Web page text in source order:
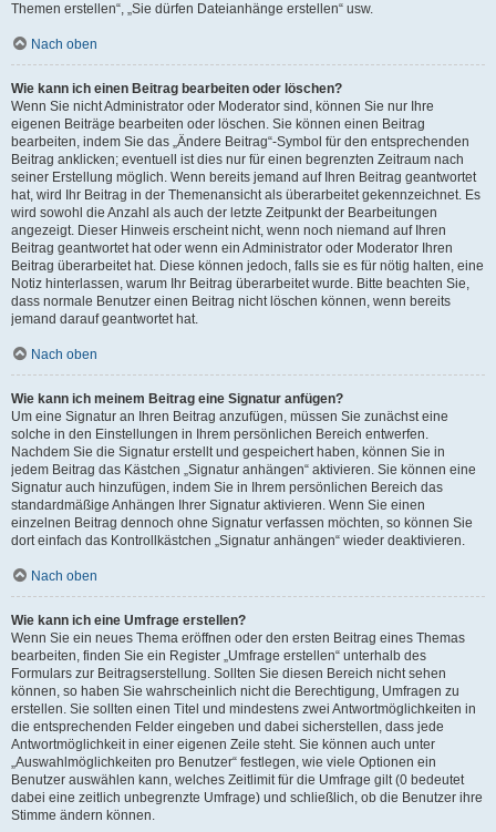
Themen erstellen“, „Sie dürfen Dateianhänge erstellen“ usw.
Nach oben
Wie kann ich einen Beitrag bearbeiten oder löschen?
Wenn Sie nicht Administrator oder Moderator sind, können Sie nur Ihre
eigenen Beiträge bearbeiten oder löschen. Sie können einen Beitrag
bearbeiten, indem Sie das „Ändere Beitrag“-Symbol für den entsprechenden
Beitrag anklicken; eventuell ist dies nur für einen begrenzten Zeitraum nach
seiner Erstellung möglich. Wenn bereits jemand auf Ihren Beitrag geantwortet
hat, wird Ihr Beitrag in der Themenansicht als überarbeitet gekennzeichnet. Es
wird sowohl die Anzahl als auch der letzte Zeitpunkt der Bearbeitungen
angezeigt. Dieser Hinweis erscheint nicht, wenn noch niemand auf Ihren
Beitrag geantwortet hat oder wenn ein Administrator oder Moderator Ihren
Beitrag überarbeitet hat. Diese können jedoch, falls sie es für nötig halten, eine
Notiz hinterlassen, warum Ihr Beitrag überarbeitet wurde. Bitte beachten Sie,
dass normale Benutzer einen Beitrag nicht löschen können, wenn bereits
jemand darauf geantwortet hat.
Nach oben
Wie kann ich meinem Beitrag eine Signatur anfügen?
Um eine Signatur an Ihren Beitrag anzufügen, müssen Sie zunächst eine
solche in den Einstellungen in Ihrem persönlichen Bereich entwerfen.
Nachdem Sie die Signatur erstellt und gespeichert haben, können Sie in
jedem Beitrag das Kästchen „Signatur anhängen“ aktivieren. Sie können eine
Signatur auch hinzufügen, indem Sie in Ihrem persönlichen Bereich das
standardmäßige Anhängen Ihrer Signatur aktivieren. Wenn Sie einen
einzelnen Beitrag dennoch ohne Signatur verfassen möchten, so können Sie
dort einfach das Kontrollkästchen „Signatur anhängen“ wieder deaktivieren.
Nach oben
Wie kann ich eine Umfrage erstellen?
Wenn Sie ein neues Thema eröffnen oder den ersten Beitrag eines Themas
bearbeiten, finden Sie ein Register „Umfrage erstellen“ unterhalb des
Formulars zur Beitragserstellung. Sollten Sie diesen Bereich nicht sehen
können, so haben Sie wahrscheinlich nicht die Berechtigung, Umfragen zu
erstellen. Sie sollten einen Titel und mindestens zwei Antwortmöglichkeiten in
die entsprechenden Felder eingeben und dabei sicherstellen, dass jede
Antwortmöglichkeit in einer eigenen Zeile steht. Sie können auch unter
„Auswahlmöglichkeiten pro Benutzer“ festlegen, wie viele Optionen ein
Benutzer auswählen kann, welches Zeitlimit für die Umfrage gilt (0 bedeutet
dabei eine zeitlich unbegrenzte Umfrage) und schließlich, ob die Benutzer ihre
Stimme ändern können.